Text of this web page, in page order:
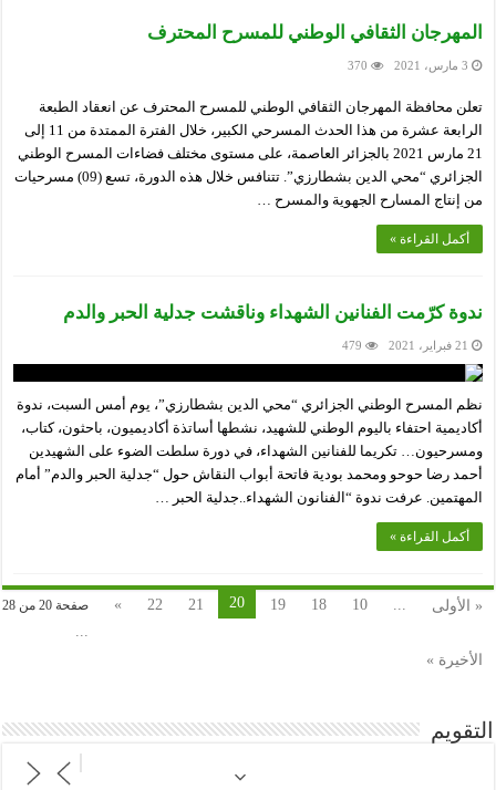
المهرجان الثقافي الوطني للمسرح المحترف
3 مارس، 2021 370
تعلن محافظة المهرجان الثقافي الوطني للمسرح المحترف عن انعقاد الطبعة
الرابعة عشرة من هذا الحدث المسرحي الكبير، خلال الفترة الممتدة من 11 إلى
21 مارس 2021 بالجزائر العاصمة، على مستوى مختلف فضاءات المسرح الوطني
الجزائري “محي الدين بشطارزي”. تتنافس خلال هذه الدورة، تسع (09) مسرحيات
من إنتاج المسارح الجهوية والمسرح …
أكمل القراءة »
ندوة كرّمت الفنانين الشهداء وناقشت جدلية الحبر والدم
21 فبراير، 2021 479
نظم المسرح الوطني الجزائري “محي الدين بشطارزي”، يوم أمس السبت، ندوة
أكاديمية احتفاء باليوم الوطني للشهيد، نشطها أساتذة أكاديميون، باحثون، كتاب،
ومسرحيون… تكريما للفنانين الشهداء، في دورة سلطت الضوء على الشهيدين
أحمد رضا حوحو ومحمد بودية فاتحة أبواب النقاش حول “جدلية الحبر والدم” أمام
المهتمين. عرفت ندوة “الفنانون الشهداء..جدلية الحبر …
أكمل القراءة »
صفحة 20 من 28 « الأولى 10
18
19
20
21
22
»
الأخيرة »
التقويم